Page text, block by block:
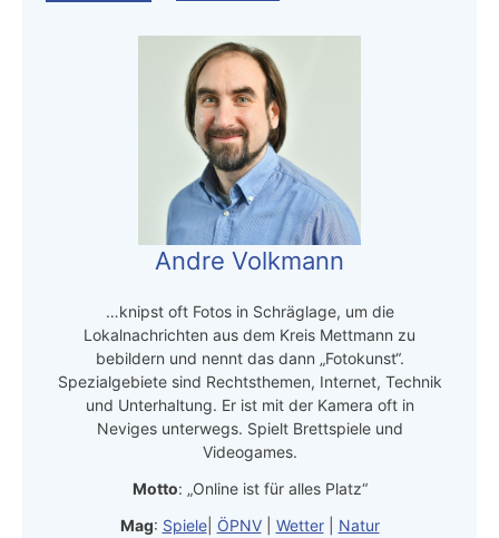
Andre Volkmann
…knipst oft Fotos in Schräglage, um die
Lokalnachrichten aus dem Kreis Mettmann zu
bebildern und nennt das dann „Fotokunst“.
Spezialgebiete sind Rechtsthemen, Internet, Technik
und Unterhaltung. Er ist mit der Kamera oft in
Neviges unterwegs. Spielt Brettspiele und
Videogames.
Motto: „Online ist für alles Platz“
Mag: Spiele| ÖPNV| Wetter| Natur